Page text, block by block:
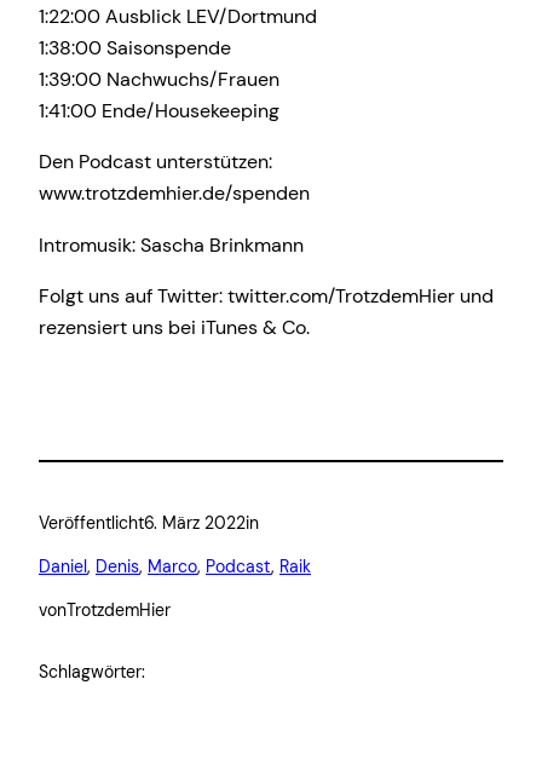
1:22:00 Ausblick LEV/Dortmund
1:38:00 Saisonspende
1:39:00 Nachwuchs/Frauen
1:41:00 Ende/Housekeeping
Den Podcast unterstützen:
www.trotzdemhier.de/spenden
Intromusik: Sascha Brinkmann
Folgt uns auf Twitter: twitter.com/TrotzdemHier und
rezensiert uns bei iTunes & Co.
Veröffentlicht6. März 2022in
Daniel, Denis, Marco, Podcast, Raik
vonTrotzdemHier
Schlagwörter: